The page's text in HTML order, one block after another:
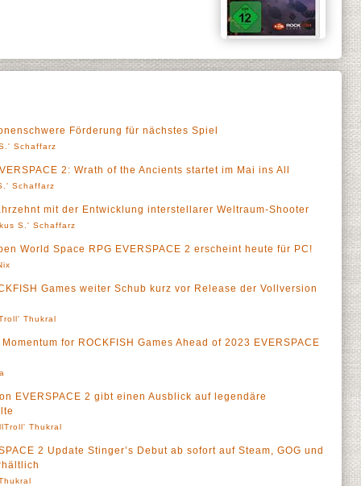
Förderung für nächstes Spiel
Schaffarz
2: Wrath of the Ancients startet im Mai ins All
Schaffarz
mit der Entwicklung interstellarer Weltraum-Shooter
S.' Schaffarz
World Space RPG EVERSPACE 2 erscheint heute für PC!
Games weiter Schub kurz vor Release der Vollversion
Thukral
for ROCKFISH Games Ahead of 2023 EVERSPACE
EVERSPACE 2 gibt einen Ausblick auf legendäre
Thukral
2 Update Stinger’s Debut ab sofort auf Steam, GOG und